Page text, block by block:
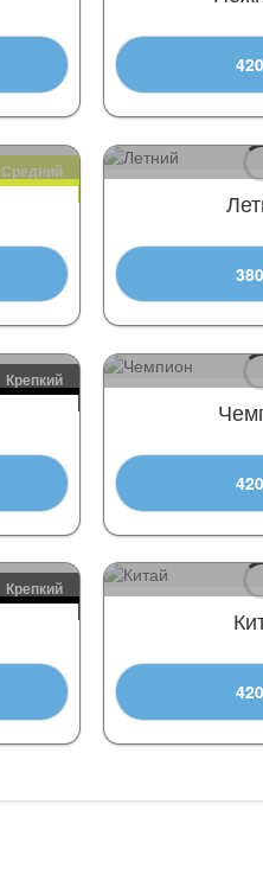
420
Средний
380
Крепкий
420
Крепкий
420